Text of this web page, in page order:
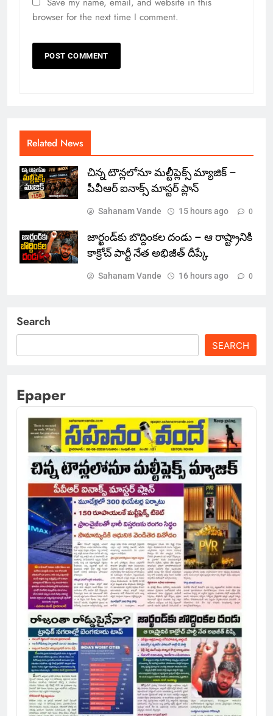
browser for the next time I comment.
Related News
చిన్న టౌన్లలోనూ మల్టీప్లెక్స్‌ మ్యాజిక్ –
పీవీఆర్ ఐనాక్స్ మాస్టర్ ప్లాన్
Sahanam Vande 15 hours ago 0
జార్ఖండ్‌కు బొద్దింకల దండు – ఆ రాష్ట్రానికి
కాక్రోచ్ పార్టీ నేత అభిజీత్ దీప్కే
Sahanam Vande 16 hours ago 0
Search
SEARCH
Epaper